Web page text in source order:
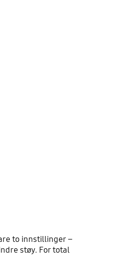
to innstillinger –
støy. For total